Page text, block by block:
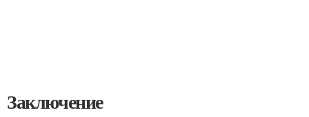
Заключение